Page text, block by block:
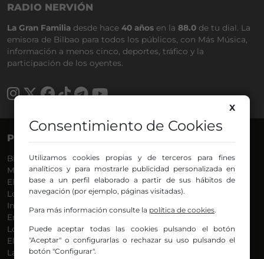
RADIO NERVIÓN
La Gran Familia desde hace 40 años en la 88.0 de tu dial. La
emisora de Bilbao para todos los públicos, con Más Música,
información a menos cinco, deportes, tráfico y la
participación de los oyentes.
PROGRAMAS
Bilbosport
Más Música
El Madrugador
Lo Más Nuevo
Informativos
En Ruta
Locos por la Música
El Supermadrugador
La Mañana de Radio Nervión
Agurtzane
Belén Ollero
Dani
Eduardo
Eva Argote
Endika
Iker
Iñigo
X
Consentimiento de Cookies
Utilizamos cookies propias y de terceros para fines
analíticos y para mostrarle publicidad personalizada en
base a un perfil elaborado a partir de sus hábitos de
navegación (por ejemplo, páginas visitadas).
Para más información consulte la política de cookies.
Puede aceptar todas las cookies pulsando el botón
"Aceptar" o configurarlas o rechazar su uso pulsando el
botón "Configurar".